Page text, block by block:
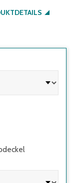
für bessere
die
gerne bieten
der